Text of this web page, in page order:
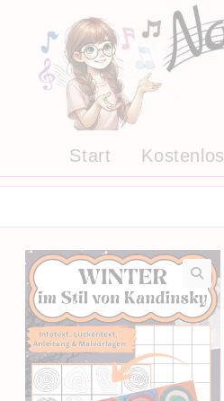
Start Kostenlos